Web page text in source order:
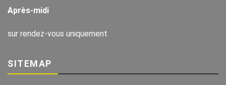
Après-midi
sur rendez-vous uniquement
SITEMAP